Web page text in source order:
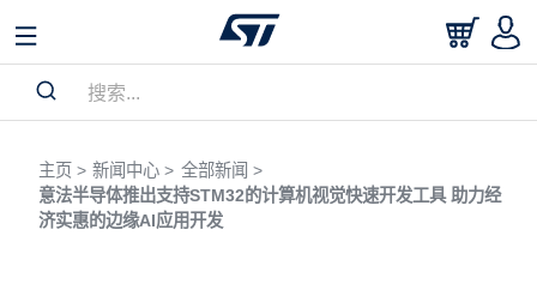
主页 > 新闻中心 > 全部新闻 >
意法半导体推出支持STM32的计算机视觉快速开发工具 助力经
济实惠的边缘AI应用开发